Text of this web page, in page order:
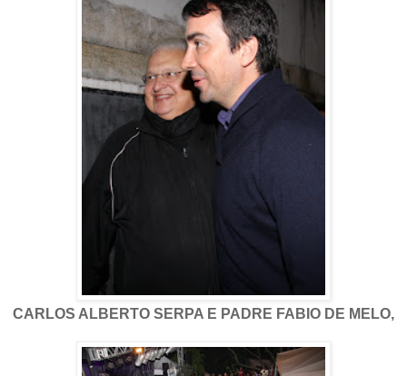
CARLOS ALBERTO SERPA E PADRE FABIO DE MELO,